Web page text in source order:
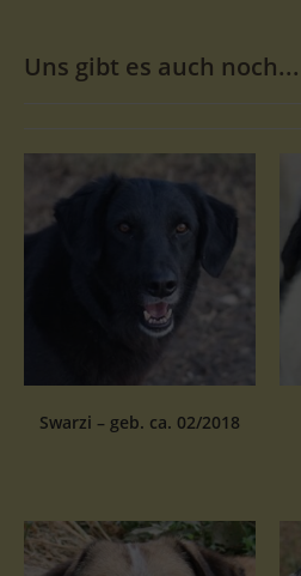
Uns gibt es auch noch...
Swarzi – geb. ca. 02/2018